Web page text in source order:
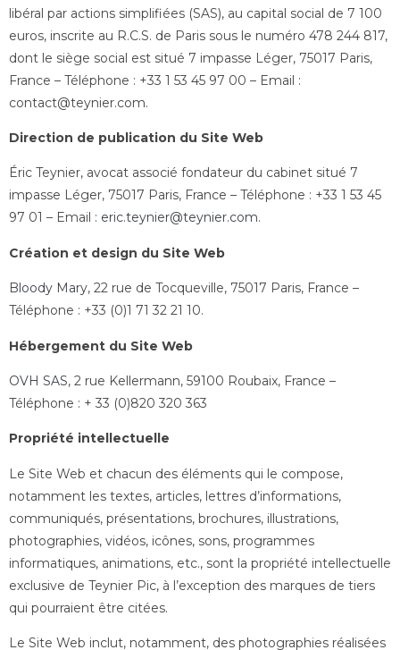
libéral par actions simplifiées (SAS), au capital social de 7 100
euros, inscrite au R.C.S. de Paris sous le numéro 478 244 817,
dont le siège social est situé 7 impasse Léger, 75017 Paris,
France – Téléphone : +33 1 53 45 97 00 – Email :
contact@teynier.com.
Direction de publication du Site Web
Éric Teynier, avocat associé fondateur du cabinet situé 7
impasse Léger, 75017 Paris, France – Téléphone : +33 1 53 45
97 01 – Email : eric.teynier@teynier.com.
Création et design du Site Web
Bloody Mary, 22 rue de Tocqueville, 75017 Paris, France –
Téléphone : +33 (0)1 71 32 21 10.
Hébergement du Site Web
OVH SAS, 2 rue Kellermann, 59100 Roubaix, France –
Téléphone : + 33 ‭(0)820 320 363‬
Propriété intellectuelle
Le Site Web et chacun des éléments qui le compose,
notamment les textes, articles, lettres d’informations,
communiqués, présentations, brochures, illustrations,
photographies, vidéos, icônes, sons, programmes
informatiques, animations, etc., sont la propriété intellectuelle
exclusive de Teynier Pic, à l’exception des marques de tiers
qui pourraient être citées.
Le Site Web inclut, notamment, des photographies réalisées